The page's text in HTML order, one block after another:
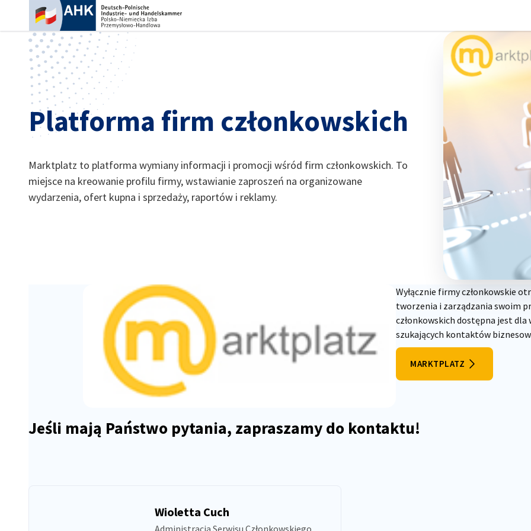
Poland
Platforma firm członkowskich
Marktplatz to platforma wymiany informacji i promocji wśród firm członkowskich. To
miejsce na kreowanie profilu firmy, wstawianie zaproszeń na organizowane
wydarzenia, ofert kupna i sprzedaży, raportów i reklamy.
Wyłącznie firmy członkowskie
tworzenia i zarządzania swoim
członkowskich dostępna jest dla
szukających kontaktów
MARKTPLATZ
Jeśli mają Państwo pytania, zapraszamy do kontaktu!
Wioletta Cuch